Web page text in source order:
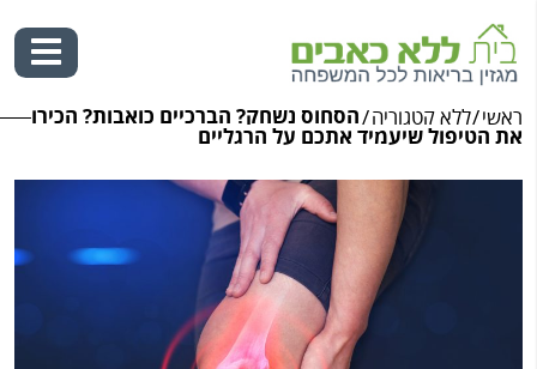
Skip
to
content
ראשי/ללא קטגוריה/הסחוס נשחק? הברכיים כואבות? הכירו
את הטיפול שיעמיד אתכם על הרגליים